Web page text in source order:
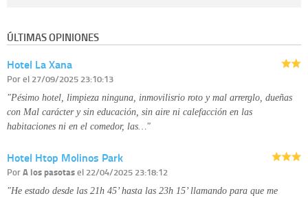
Derechos:tiene derecho a saber qué información tenemos sobre usted,
disponible en nuestra página web.
Información complementaria:
ÚLTIMAS OPINIONES
Hotel La Xana
Porel 27/09/2025 23:10:13
"Pésimo hotel, limpieza ninguna, inmovilisrio roto y mal arrerglo, dueñas
con Mal carácter y sin educación, sin aire ni calefacción en las
habitaciones ni en el comedor, las…"
Hotel Htop Molinos Park
PorA los pasotasel 22/04/2025 23:18:12
"He estado desde las 21h 45’ hasta las 23h 15’ llamando para que me